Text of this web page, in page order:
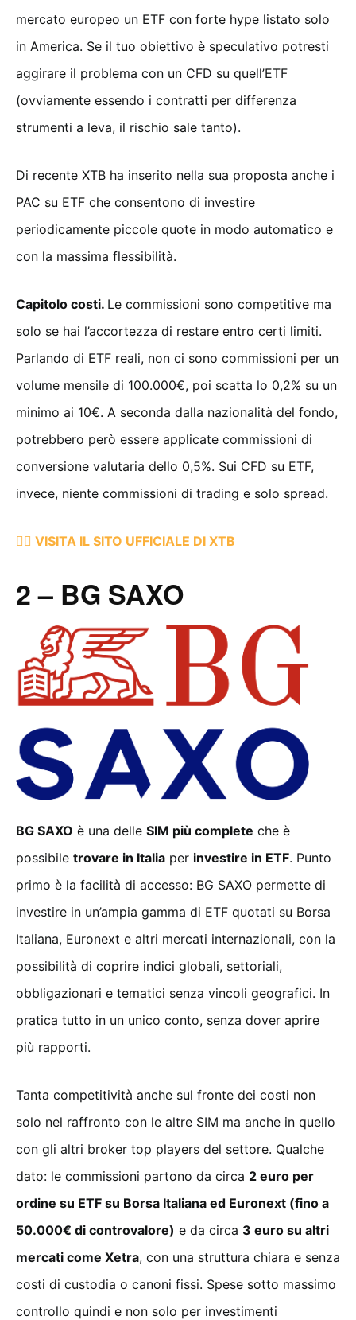
mercato europeo un ETF con forte hype listato solo
in America. Se il tuo obiettivo è speculativo potresti
aggirare il problema con un CFD su quell’ETF
(ovviamente essendo i contratti per differenza
strumenti a leva, il rischio sale tanto).
Di recente XTB ha inserito nella sua proposta anche i
PAC su ETF che consentono di investire
periodicamente piccole quote in modo automatico e
con la massima flessibilità.
Capitolo costi. Le commissioni sono competitive ma
solo se hai l’accortezza di restare entro certi limiti.
Parlando di ETF reali, non ci sono commissioni per un
volume mensile di 100.000€, poi scatta lo 0,2% su un
minimo ai 10€. A seconda dalla nazionalità del fondo,
potrebbero però essere applicate commissioni di
conversione valutaria dello 0,5%. Sui CFD su ETF,
invece, niente commissioni di trading e solo spread.
👉🏻 VISITA IL SITO UFFICIALE DI XTB
2 – BG SAXO
BG SAXO è una delle SIM più complete che è
possibile trovare in Italia per investire in ETF. Punto
primo è la facilità di accesso: BG SAXO permette di
investire in un’ampia gamma di ETF quotati su Borsa
Italiana, Euronext e altri mercati internazionali, con la
possibilità di coprire indici globali, settoriali,
obbligazionari e tematici senza vincoli geografici. In
pratica tutto in un unico conto, senza dover aprire
più rapporti.
Tanta competitività anche sul fronte dei costi non
solo nel raffronto con le altre SIM ma anche in quello
con gli altri broker top players del settore. Qualche
dato: le commissioni partono da circa 2 euro per
ordine su ETF su Borsa Italiana ed Euronext (fino a
50.000€ di controvalore) e da circa 3 euro su altri
mercati come Xetra, con una struttura chiara e senza
costi di custodia o canoni fissi. Spese sotto massimo
controllo quindi e non solo per investimenti